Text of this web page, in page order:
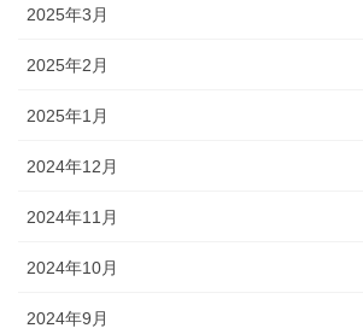
2025年3月
2025年2月
2025年1月
2024年12月
2024年11月
2024年10月
2024年9月